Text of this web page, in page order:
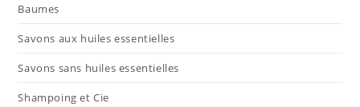
Baumes
Savons aux huiles essentielles
Savons sans huiles essentielles
Shampoing et Cie